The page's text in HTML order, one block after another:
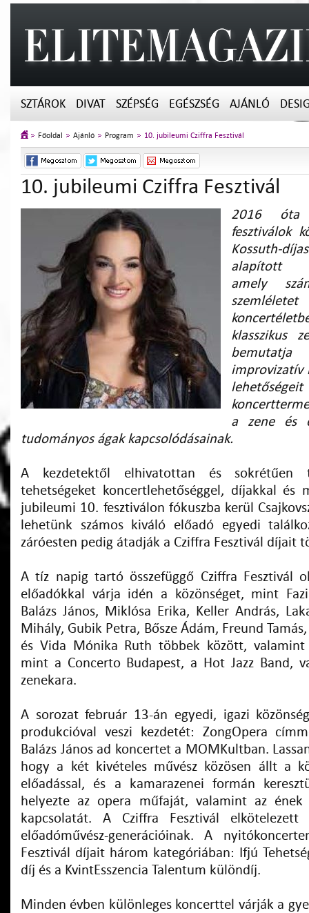
SZTÁROK DIVAT SZÉPSÉG EGÉSZSÉG AJÁNLÓ
Főoldal Ajánló Program 10. jubileumi Cziffra Fesztivál
10. jubileumi Cziffra Fesztivál
2016
fesztiválok
Kossuth-
alapított
amely
klasszikus
improvizatív
a zene és
tudományos ágak kapcsolódásainak.
A kezdetektől elhivatottan és sokrétűen
tehetségeket koncertlehetőséggel, díjakkal és
jubileumi 10. fesztiválon fókuszba kerül
lehetünk számos kiváló előadó egyedi
záróesten pedig átadják a Cziffra Fesztivál díjait
A tíz napig tartó összefüggő Cziffra Fesztivál
előadókkal várja idén a közönséget, mint
Balázs János, Miklósa Erika, Keller András,
Mihály, Gubik Petra, Bősze Ádám, Freund
és Vida Mónika Ruth többek között, valamint
mint a Concerto Budapest, a Hot Jazz Band,
zenekara.
A sorozat február 13-án egyedi, igazi
produkcióval veszi kezdetét: ZongOpera
Balázs János ad koncertet a MOMKultban.
hogy a két kivételes művész közösen állt a
előadással, és a kamarazenei formán
helyezte az opera műfaját, valamint az
kapcsolatát. A Cziffra Fesztivál
előadóművész-generációinak. A
Fesztivál díjait három kategóriában: Ifjú
díj és a KvintEsszencia Talentum különdíj.
Minden évben különleges koncerttel várják a